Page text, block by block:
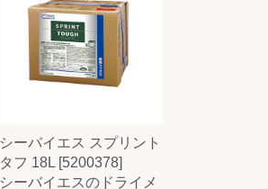
シーバイエス スプリント
タフ 18L [5200378]
シーバイエスのドライメ